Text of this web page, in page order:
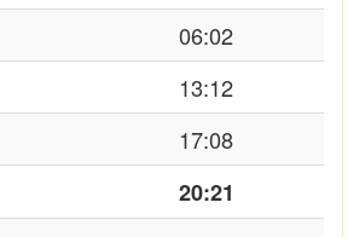
06:02
13:12
17:08
20:21